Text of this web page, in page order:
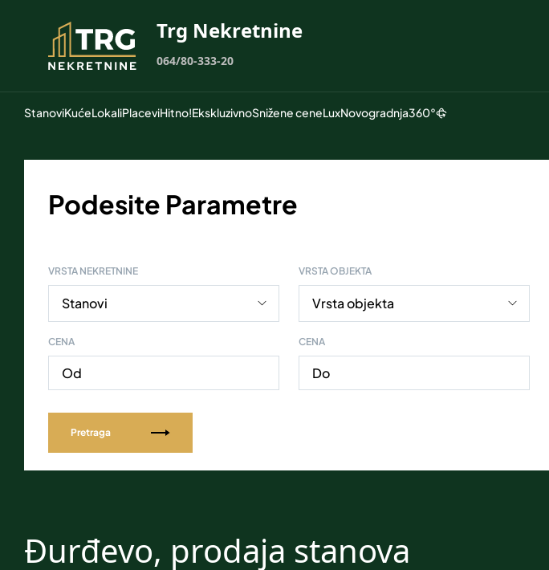
Trg Nekretnine
064/80-333-20
StanoviKućeLokaliPlaceviHitno!EkskluzivnoSnižene ceneLuxNovogradnja360°
Podesite Parametre
VRSTA NEKRETNINE VRSTA OBJEKTA
CENA CENA
Pretraga
Đurđevo, prodaja stanova